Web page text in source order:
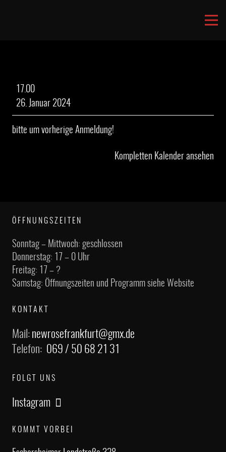
Musikquiz
mit
Dieter
17.00
26. Januar 2024
bitte um vorherige Anmeldung!
Kompletten Kalender ansehen
ÖFFNUNGSZEITEN
Sonntag – Mittwoch: geschlossen
Donnerstag: 17 – 0 Uhr
Freitag: 17 – ?
Samstag: Öffnungszeiten und Programm siehe Website
KONTAKT
Mail: newrosefrankfurt@gmx.de
Telefon: 069 / 50 68 21 31
FOLGT UNS
Instagram
KOMMT VORBEI